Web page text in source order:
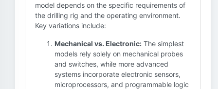
model depends on the specific requirements of
the drilling rig and the operating environment.
Key variations include:
Mechanical vs. Electronic: The simplest
models rely solely on mechanical probes
and switches, while more advanced
systems incorporate electronic sensors,
microprocessors, and programmable logic